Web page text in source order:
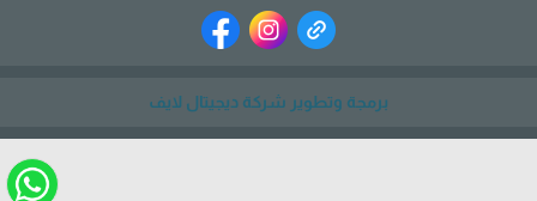
برمجة وتطوير شركة ديجيتال لايف